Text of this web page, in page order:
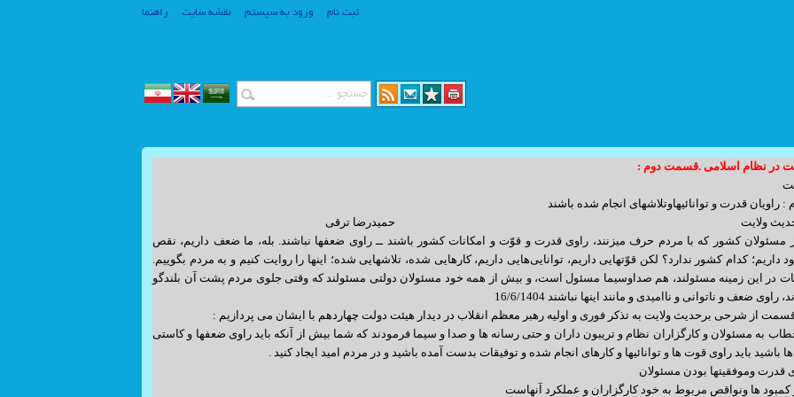
ثبت نام ورود به سیستم نقشه سایت راهنما
کارگر پلاک 14 واحد 3
لازم را به عمل آورید. ساعت مراجعه
sales@sitesaz.ir : فروش
Billing@sitesaz.ir : امور مالی
support@sitesaz.ir : پشتیبانی
develop@sitesaz.ir : برنامه نویسی
در نظام اسلامی .قسمت دوم :
قدرت و توانائیهاوتلاشهای انجام شده باشند
برحدیث ولایت حمیدرضا ترقی
مسئولان کشور که با مردم حرف میزنند، راوی قدرت و قوّت و امکانات کشور باشند ــ راوی ضعفها نباشند. بله، ما ضعف داریم، نقص
داریم؛ کدام کشور ندارد؟ لکن قوّتهایی داریم، توانایی‌هایی داریم، کارهایی شده، تلاشهایی شده؛ اینها را روایت کنیم و به مردم بگوییم.
در این زمینه مسئولند، هم صداوسیما مسئول است، و بیش از همه خود مسئولان دولتی مسئولند که وقتی جلوی مردم پشت آن بلندگو
راوی ضعف و ناتوانی و ناامیدی و مانند اینها نباشند 16/6/1404
از شرحی برحدیث ولایت به تذکر فوری و اولیه رهبر معظم انقلاب در دیدار هیئت دولت چهاردهم با ایشان می پردازیم :
به مسئولان و کارگزاران نظام و تریبون داران و حتی رسانه ها و صدا و سیما فرمودند که شما بیش از آنکه باید راوی ضعفها و کاستی
باشید باید راوی قوت ها و توانائیها و کارهای انجام شده و توفیقات بدست آمده باشید و در مردم امید ایجاد کنید .
قدرت وموفقیتها بودن مسئولان